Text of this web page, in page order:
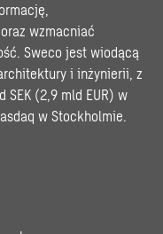
wzmacniać
Sweco jest wiodącą
i inżynierii, z
SEK (2,9 mld EUR) w
w Stockholmie.